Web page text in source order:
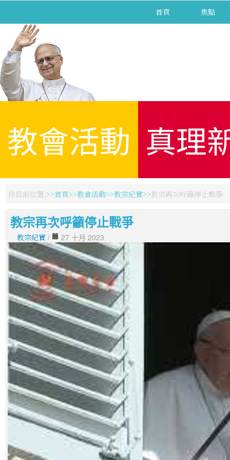
首頁 焦點
教會活動 真理
你目前位置: 首頁 教會活動 教宗紀實 教宗再次呼籲停止戰爭
教宗再次呼籲停止戰爭
教宗紀實 / 27 十月 2023